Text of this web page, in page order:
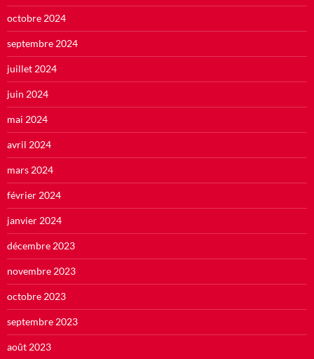
octobre 2024
septembre 2024
juillet 2024
juin 2024
mai 2024
avril 2024
mars 2024
février 2024
janvier 2024
décembre 2023
novembre 2023
octobre 2023
septembre 2023
août 2023